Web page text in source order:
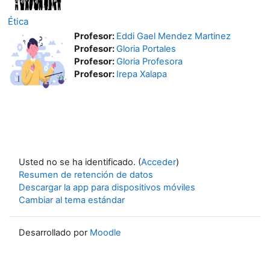
Ética
Profesor: Eddi Gael Mendez Martinez
Profesor:Gloria Portales
Profesor:Gloria Profesora
Profesor: Irepa Xalapa
Usted no se ha identificado. (Acceder)
Resumen de retención de datos
Descargar la app para dispositivos móviles
Cambiar al tema estándar
Desarrollado por Moodle